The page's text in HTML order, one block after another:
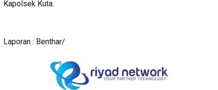
Kapolsek Kuta.
Laporan : Benthar/